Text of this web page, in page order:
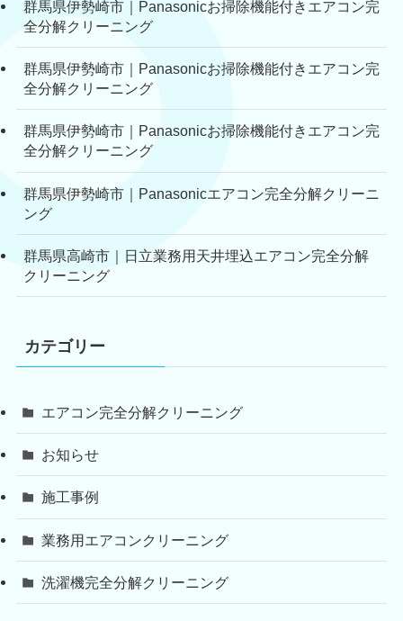
群馬県伊勢崎市｜Panasonicお掃除機能付きエアコン完
全分解クリーニング
群馬県伊勢崎市｜Panasonicお掃除機能付きエアコン完
全分解クリーニング
群馬県伊勢崎市｜Panasonicお掃除機能付きエアコン完
全分解クリーニング
群馬県伊勢崎市｜Panasonicエアコン完全分解クリーニ
ング
群馬県高崎市｜日立業務用天井埋込エアコン完全分解
クリーニング
カテゴリー
エアコン完全分解クリーニング
お知らせ
施工事例
業務用エアコンクリーニング
洗濯機完全分解クリーニング